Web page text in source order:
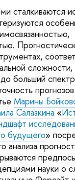
сталкиваются
больший
Марины
Салазкина «
будущего»
анализа
науки о